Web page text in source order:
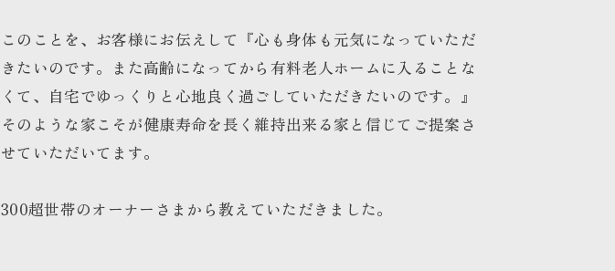
このことを、お客様にお伝えして『心も身体も元気になっていただ
きたいのです。また高齢になってから有料老人ホームに入ることな
くて、自宅でゆっくりと心地良く過ごしていただきたいのです。』
そのような家こそが健康寿命を長く維持出来る家と信じてご提案さ
せていただいてます。
300超世帯のオーナーさまから教えていただきました。